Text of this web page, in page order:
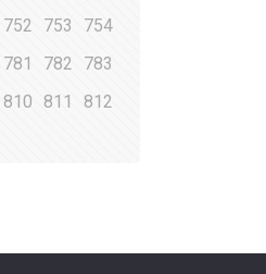
752 753
754
781 782
783
810 811
812